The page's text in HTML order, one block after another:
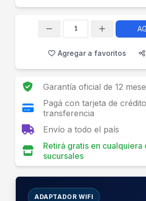
Agregar a favoritos
Garantía oficial de 12
Pagá con tarjeta de
transferencia
Envío a todo el país
Retirá gratis en cualquiera
sucursales
ADAPTADOR WIFI